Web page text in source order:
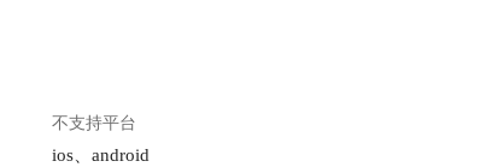
不支持平台
ios、android